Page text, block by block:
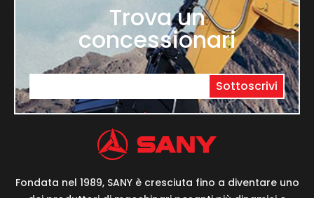
Trova un
concessionari
Sottoscrivi
Fondata nel 1989, SANY è cresciuta fino a diventare uno